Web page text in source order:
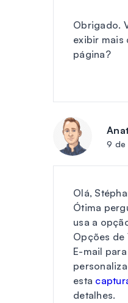
Obrigado.
exibir mais
página?
9 de
Olá,
Ótima
usa a
Opções de
E-mail
esta
detalhes.